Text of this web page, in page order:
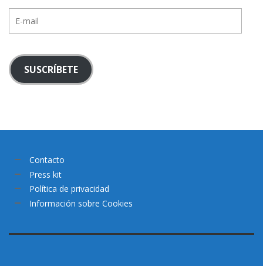
mail
SUSCRÍBETE
Contacto
Press kit
Política de privacidad
Información sobre Cookies